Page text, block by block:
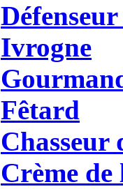
Ivrogne
Fêtard
Chasseur
Crème de